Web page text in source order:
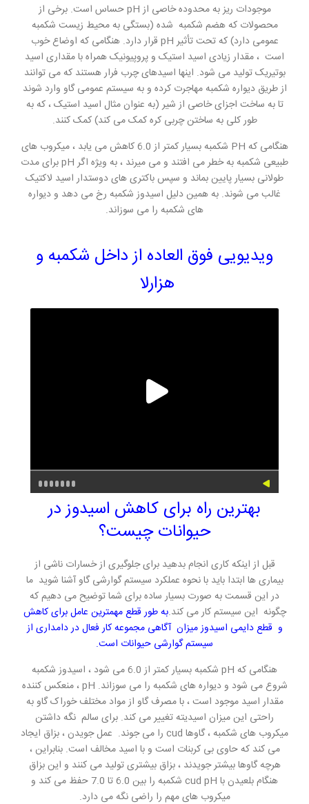
موجودات ریز به محدوده خاصی از pH حساس است. برخی از
محصولات که هضم شکمبه شده (بستگی به محیط زیست شکمبه
عمومی دارد) که تحت تأثیر pH قرار دارد. هنگامی که اوضاع خوب
است ، مقدار زیادی اسید استیک و پروپیونیک همراه با مقداری اسید
بوتیریک تولید می شود. اینها اسیدهای چرب فرار هستند که می توانند
از طریق دیواره شکمبه مهاجرت کرده و به سیستم عمومی گاو وارد شوند
تا به ساخت اجزای خاصی از شیر (به عنوان مثال اسید استیک ، که به
طور کلی به ساختن چربی کره کمک می کند) کمک کنند.
هنگامی که PH شکمبه بسیار کمتر از 6.0 کاهش می یابد ، میکروب های
طبیعی شکمبه به خطر می افتند و می میرند ، به ویژه اگر pH برای مدت
طولانی بسیار پایین بماند و سپس باکتری های دوستدار اسید لاکتیک
غالب می شوند. به همین دلیل اسیدوز شکمبه رخ می دهد و دیواره
های شکمبه را می سوزاند.
ویدیویی فوق العاده از داخل شکمبه و
هزارلا
بهترین راه برای کاهش اسیدوز در
حیوانات چیست؟
قبل از اینکه کاری انجام بدهید برای جلوگیری از خسارات ناشی از
بیماری ها ابتدا باید با نحوه عملکرد سیستم گوارشی گاو آشنا شوید ما
در این قسمت به صورت بسیار ساده برای شما توضیح می دهیم که
چگونه این سیستم کار می کند.به طور قطع مهمترین عامل برای کاهش
و قطع دایمی اسیدوز میزان آگاهی مجموعه کار فعال در دامداری از
سیستم گوارشی حیوانات است.
هنگامی که pH شکمبه بسیار کمتر از 6.0 می شود ، اسیدوز شکمبه
شروع می شود و دیواره های شکمبه را می سوزاند. pH ، منعکس کننده
مقدار اسید موجود است ، با مصرف گاو از مواد مختلف خوراک گاو به
راحتی این میزان اسیدیته تغییر می کند. برای سالم نگه داشتن
میکروب های شکمبه ، گاوها cud را می جوند. عمل جویدن ، بزاق ایجاد
می کند که حاوی بی کربنات است و با اسید مخالف است. بنابراین ،
هرچه گاوها بیشتر جویدند ، بزاق بیشتری تولید می کنند و این بزاق
هنگام بلعیدن با cud pH شکمبه را بین 6.0 تا 7.0 حفظ می کند و
میکروب های مهم را راضی نگه می دارد.